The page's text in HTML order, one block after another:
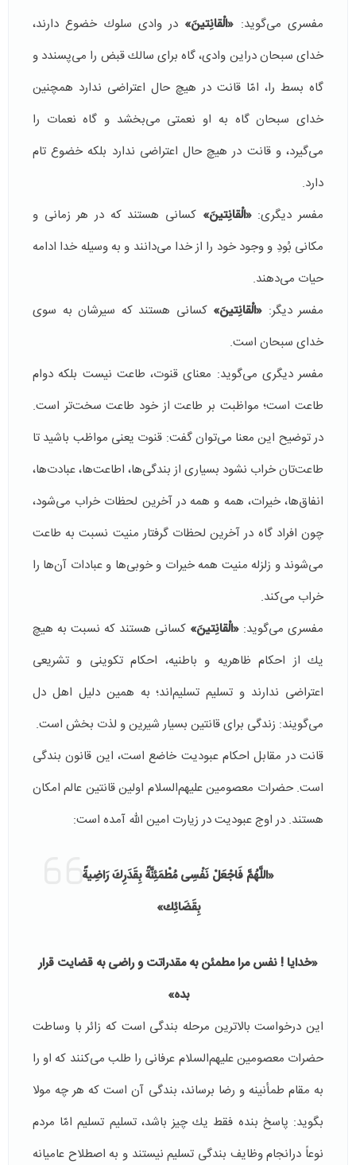
مفسری می‌گوید:‌ «الْقانِتینَ» در وادی سلوك خضوع دارند،
خدای سبحان دراین وادی، گاه برای سالك قبض را می‌پسندد و
گاه بسط را، امّا قانت در هیچ حال اعتراضی ندارد همچنین
خدای سبحان گاه به او نعمتی می‌بخشد و گاه نعمات را
می‌گیرد، و قانت در هیچ حال اعتراضی ندارد بلكه خضوع تام
دارد.
مفسر دیگری:‌«الْقانِتینَ» كسانی هستند كه در هر زمانی و
مكانی بُودِ و وجود خود را از خدا می‌دانند و به وسیله خدا ادامه
حیات می‌دهند.
مفسر دیگر: «الْقانِتینَ» كسانی هستند كه سیرشان به سوی
خدای سبحان است.
مفسر دیگری می‌گوید:‌ معنای قنوت، طاعت نیست بلكه دوام
طاعت است؛ مواظبت بر طاعت از خود طاعت سخت‌تر است.
در توضیح این معنا می‌توان گفت: قنوت یعنی مواظب باشید تا
طاعت‌تان خراب نشود بسیاری از بندگی‌ها، اطاعت‌ها، عبادت‌ها،
انفاق‌ها، خیرات، همه و همه در آخرین لحظات خراب می‌شود،
چون افراد گاه در آخرین لحظات گرفتار منیت نسبت به طاعت
می‌شوند و زلزله منیت همه خیرات و خوبی‌ها و عبادات آن‌ها را
خراب می‌كند.
مفسری می‌گوید: «الْقانِتینَ» كسانی هستند كه نسبت به هیچ
یك از احكام ظاهریه و باطنیه، احكام تكوینی و تشریعی
اعتراضی ندارند و تسلیم تسلیم‌اند؛ به همین دلیل اهل دل
می‌گویند: زندگی برای قانتین بسیار شیرین و لذت بخش است.
قانت در مقابل احكام عبودیت خاضع است، این قانون بندگی
است. حضرات معصومین علیهم‌السلام اولین قانتین عالم امكان
هستند. در اوج عبودیت در زیارت امین الله آمده است:
«اللَّهُمَّ فَاجْعَلْ نَفْسِی‏ مُطْمَئِنَّةً بِقَدَرِكَ رَاضِیةً
بِقَضَائِك»
«خدایا ! نفس مرا مطمئن به مقدراتت و راضی به قضایت قرار
بده»
این درخواست بالاترین مرحله بندگی است كه زائر با وساطت
حضرات معصومین علیهم‌السلام عرفانی را طلب می‌كنند كه او را
به مقام طمأنینه و رضا برساند، بندگی آن است كه هر چه مولا
بگوید: پاسخ بنده فقط یك چیز باشد، تسلیم تسلیم امّا مردم
نوعاً درانجام وظایف بندگی تسلیم نیستند و به اصطلاح عامیانه